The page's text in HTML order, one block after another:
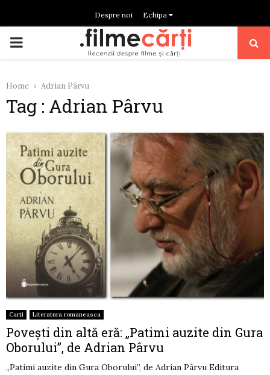
Despre noi Echipa
PRIMARY
Home Adrian Pârvu
Tag : Adrian Pârvu
Carti Literatura romaneasca
Povești din altă eră: „Patimi auzite din Gura
Oborului”, de Adrian Pârvu
„Patimi auzite din Gura Oborului”, de Adrian Pârvu Editura